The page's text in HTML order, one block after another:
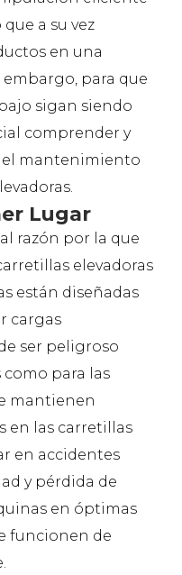
a su vez
en una
para que
sigan siendo
comprender y
mantenimiento
Lugar
razón por la que
elevadoras
están diseñadas
cargas
ser peligroso
para las
mantienen
en las carretillas
en accidentes
y pérdida de
en óptimas
funcionen de